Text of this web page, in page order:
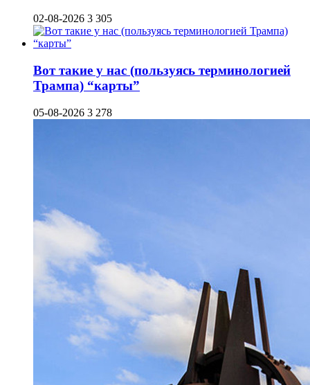
02-08-2026 3 305
Вот такие у нас (пользуясь терминологией
Трампа) “карты”
05-08-2026 3 278